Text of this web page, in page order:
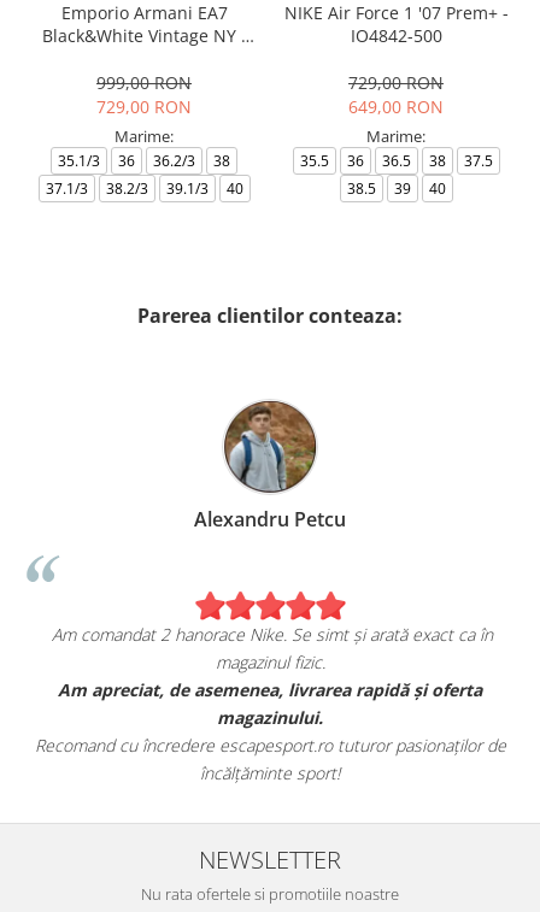
Emporio Armani EA7
Black&White Vintage NY -
999,00 RON
729,00 RON
Marime:
35.1/3 36 36.2/3
38
37.1/3
38.2/3 39.1/3 40
NIKE Air Force 1 '07 Prem+ -
IO4842-500
729,00 RON
649,00 RON
Marime:
35.5 36 36.5 38
37.5
38.5
39 40
Parerea clientilor conteaza:
Alexandru Petcu
Am comandat 2 hanorace Nike. Se simt și arată exact ca în
magazinul fizic.
Am apreciat, de asemenea, livrarea rapidă și oferta
magazinului.
Recomand cu încredere escapesport.ro tuturor pasionaților de
încălțăminte sport!
NEWSLETTER
Nu rata ofertele si promotiile noastre